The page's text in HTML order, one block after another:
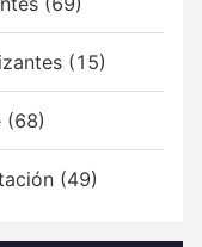
(15)
(68)
(49)